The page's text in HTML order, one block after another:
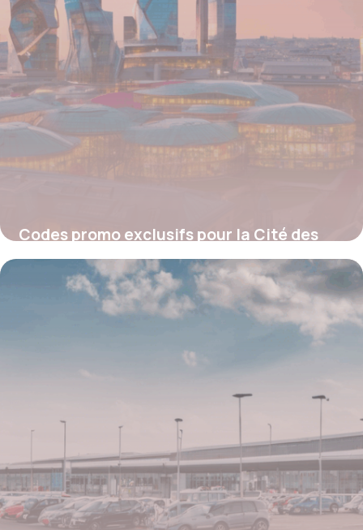
Codes promo exclusifs pour la Cité des
Sciences : Économisez sur vos sorties
culturelles